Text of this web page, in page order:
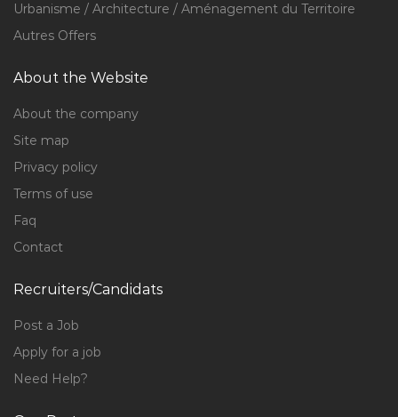
Urbanisme / Architecture / Aménagement du Territoire
Autres Offers
About the Website
About the company
Site map
Privacy policy
Terms of use
Faq
Contact
Recruiters/Candidats
Post a Job
Apply for a job
Need Help?